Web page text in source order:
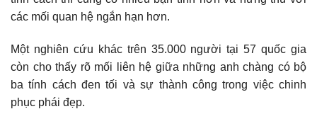
các mối quan hệ ngắn hạn hơn.
Một nghiên cứu khác trên 35.000 người tại 57 quốc gia
còn cho thấy rõ mối liên hệ giữa những anh chàng có bộ
ba tính cách đen tối và sự thành công trong việc chinh
phục phái đẹp.